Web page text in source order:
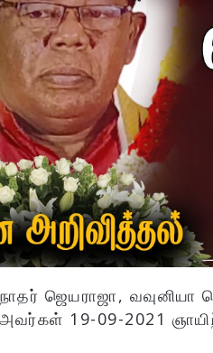
ஜெயராஜா, வவுனியா
19-09-2021